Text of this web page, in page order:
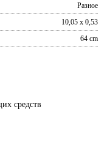
Разное
10,05 x 0,53
64 cm
средств